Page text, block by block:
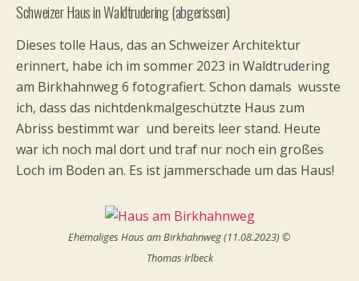
Schweizer Haus in Waldtrudering (abgerissen)
Dieses tolle Haus, das an Schweizer Architektur
erinnert, habe ich im sommer 2023 in Waldtrudering
am Birkhahnweg 6 fotografiert. Schon damals wusste
ich, dass das nichtdenkmalgeschützte Haus zum
Abriss bestimmt war und bereits leer stand. Heute
war ich noch mal dort und traf nur noch ein großes
Loch im Boden an. Es ist jammerschade um das Haus!
Ehemaliges Haus am Birkhahnweg (11.08.2023) ©
Thomas Irlbeck